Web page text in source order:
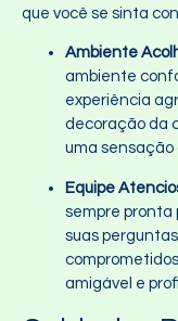
que você se sinta
Ambiente
ambiente
experiência
decoração da
uma
Equipe
sempre pronta
suas
amigável e